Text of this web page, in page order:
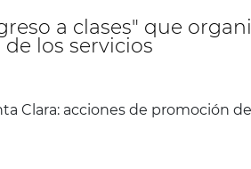
a clases" que
los servicios